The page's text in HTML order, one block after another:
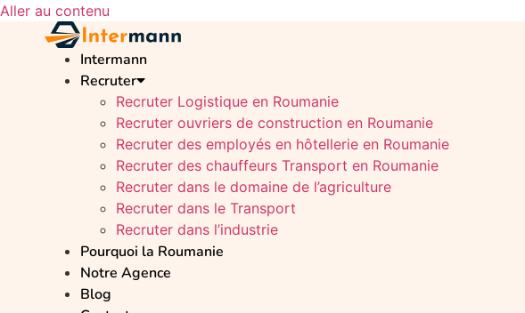
Aller au contenu
Intermann
Recruter
Recruter Logistique en Roumanie
Recruter ouvriers de construction en Roumanie
Recruter des employés en hôtellerie en Roumanie
Recruter des chauffeurs Transport en Roumanie
Recruter dans le domaine de l’agriculture
Recruter dans le Transport
Recruter dans l’industrie
Pourquoi la Roumanie
Notre Agence
Blog